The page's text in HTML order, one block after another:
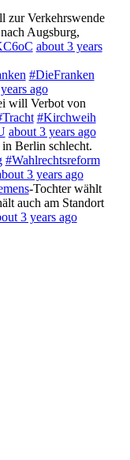
zur Verkehrswende
Augsburg,
about 3 years
#DieFranken
ago
will Verbot von
#Kirchweih
about 3 years ago
Berlin schlecht.
#Wahlrechtsreform
3 years ago
-Tochter wählt
auch am Standort
3 years ago